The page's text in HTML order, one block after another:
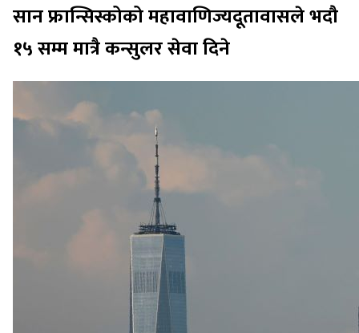
सान फ्रान्सिस्कोको महावाणिज्यदूतावासले भदौ
१५ सम्म मात्रै कन्सुलर सेवा दिने